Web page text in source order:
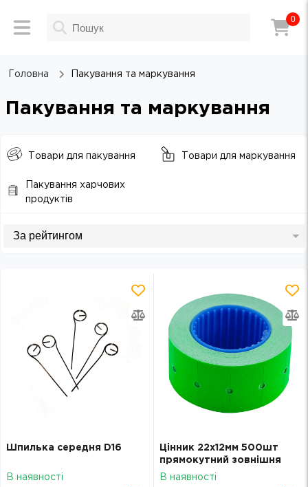
0
Головна Пакування та маркування
Пакування та маркування
Товари для пакування Товари для маркування
Пакування харчових
продуктів
Шпилька середня D16
В наявності
Цінник 22х12мм 500шт
прямокутний зовнішня
намотка зелений
В наявності